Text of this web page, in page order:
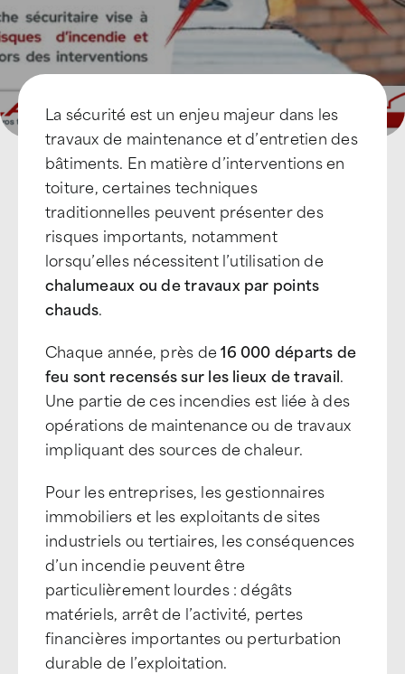
Devenir Franchisé
La sécurité est un enjeu majeur dans les
travaux de maintenance et d’entretien des
bâtiments. En matière d’interventions en
toiture, certaines techniques
traditionnelles peuvent présenter des
risques importants, notamment
lorsqu’elles nécessitent l’utilisation de
chalumeaux ou de travaux par points
chauds.
Chaque année, près de16 000 départs de
feu sont recensés sur les lieux de travail.
Une partie de ces incendies est liée à des
opérations de maintenance ou de travaux
impliquant des sources de chaleur.
Pour les entreprises, les gestionnaires
immobiliers et les exploitants de sites
industriels ou tertiaires, les conséquences
d’un incendie peuvent être
particulièrement lourdes : dégâts
matériels, arrêt de l’activité, pertes
financières importantes ou perturbation
durable de l’exploitation.